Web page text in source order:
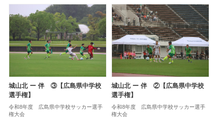
城山北 ー 伴 ③【広島県中学校
選手権】
令和8年度 広島県中学校サッカー選手
権大会
城山北 ー 伴 ②【広島県中学校
選手権】
令和8年度 広島県中学校サッカー選手
権大会